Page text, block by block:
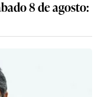
8 de agosto: